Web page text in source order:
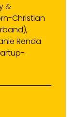
&
Christian
Renda